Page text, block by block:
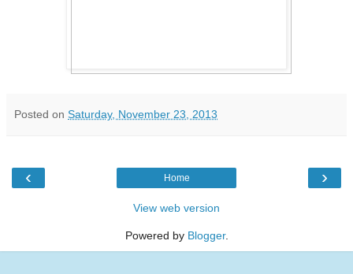
Posted on Saturday, November 23, 2013
‹ ›
Home
View web version
Powered by Blogger.